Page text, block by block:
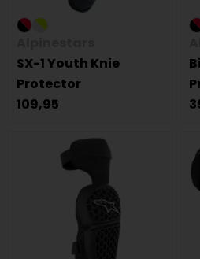
SX-1 Youth Knie
Protector
109,95